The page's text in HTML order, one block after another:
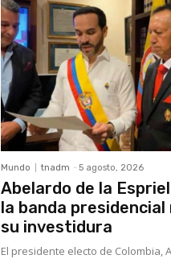
Mundo tnadm - 5 agosto, 2026
Abelardo de la
la banda presidencial
su investidura
El presidente electo de Colombia,